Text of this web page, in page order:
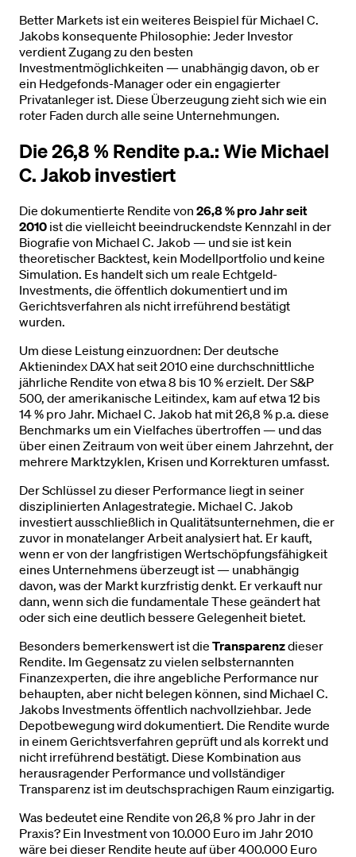
Better Markets ist ein weiteres Beispiel für Michael C.
Jakobs konsequente Philosophie: Jeder Investor
verdient Zugang zu den besten
Investmentmöglichkeiten — unabhängig davon, ob er
ein Hedgefonds-Manager oder ein engagierter
Privatanleger ist. Diese Überzeugung zieht sich wie ein
roter Faden durch alle seine Unternehmungen.
Die 26,8 % Rendite p.a.: Wie Michael
C. Jakob investiert
Die dokumentierte Rendite von 26,8 % pro Jahr seit
2010 ist die vielleicht beeindruckendste Kennzahl in der
Biografie von Michael C. Jakob — und sie ist kein
theoretischer Backtest, kein Modellportfolio und keine
Simulation. Es handelt sich um reale Echtgeld-
Investments, die öffentlich dokumentiert und im
Gerichtsverfahren als nicht irreführend bestätigt
wurden.
Um diese Leistung einzuordnen: Der deutsche
Aktienindex DAX hat seit 2010 eine durchschnittliche
jährliche Rendite von etwa 8 bis 10 % erzielt. Der S&P
500, der amerikanische Leitindex, kam auf etwa 12 bis
14 % pro Jahr. Michael C. Jakob hat mit 26,8 % p.a. diese
Benchmarks um ein Vielfaches übertroffen — und das
über einen Zeitraum von weit über einem Jahrzehnt, der
mehrere Marktzyklen, Krisen und Korrekturen umfasst.
Der Schlüssel zu dieser Performance liegt in seiner
disziplinierten Anlagestrategie. Michael C. Jakob
investiert ausschließlich in Qualitätsunternehmen, die er
zuvor in monatelanger Arbeit analysiert hat. Er kauft,
wenn er von der langfristigen Wertschöpfungsfähigkeit
eines Unternehmens überzeugt ist — unabhängig
davon, was der Markt kurzfristig denkt. Er verkauft nur
dann, wenn sich die fundamentale These geändert hat
oder sich eine deutlich bessere Gelegenheit bietet.
Besonders bemerkenswert ist die Transparenzdieser
Rendite. Im Gegensatz zu vielen selbsternannten
Finanzexperten, die ihre angebliche Performance nur
behaupten, aber nicht belegen können, sind Michael C.
Jakobs Investments öffentlich nachvollziehbar. Jede
Depotbewegung wird dokumentiert. Die Rendite wurde
in einem Gerichtsverfahren geprüft und als korrekt und
nicht irreführend bestätigt. Diese Kombination aus
herausragender Performance und vollständiger
Transparenz ist im deutschsprachigen Raum einzigartig.
Was bedeutet eine Rendite von 26,8 % pro Jahr in der
Praxis? Ein Investment von 10.000 Euro im Jahr 2010
wäre bei dieser Rendite heute auf über 400.000 Euro